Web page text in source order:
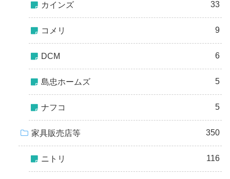
カインズ 33
コメリ 9
DCM 6
島忠ホームズ 5
ナフコ 5
家具販売店等 350
ニトリ 116